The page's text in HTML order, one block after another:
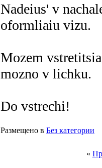
Nadeius' v
oformliaiu vizu.
Mozem
mozno v lichku.
Do vstrechi!
Размещено в Без категории
«